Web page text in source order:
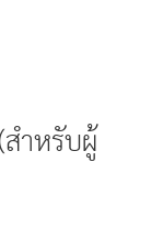
ำหรับผู้